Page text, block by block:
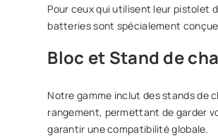
Pour ceux qui utilisent leur pistolet
batteries sont spécialement
Bloc et Stand de
Notre gamme inclut des stands de
rangement, permettant de garder
garantir une compatibilité globale.